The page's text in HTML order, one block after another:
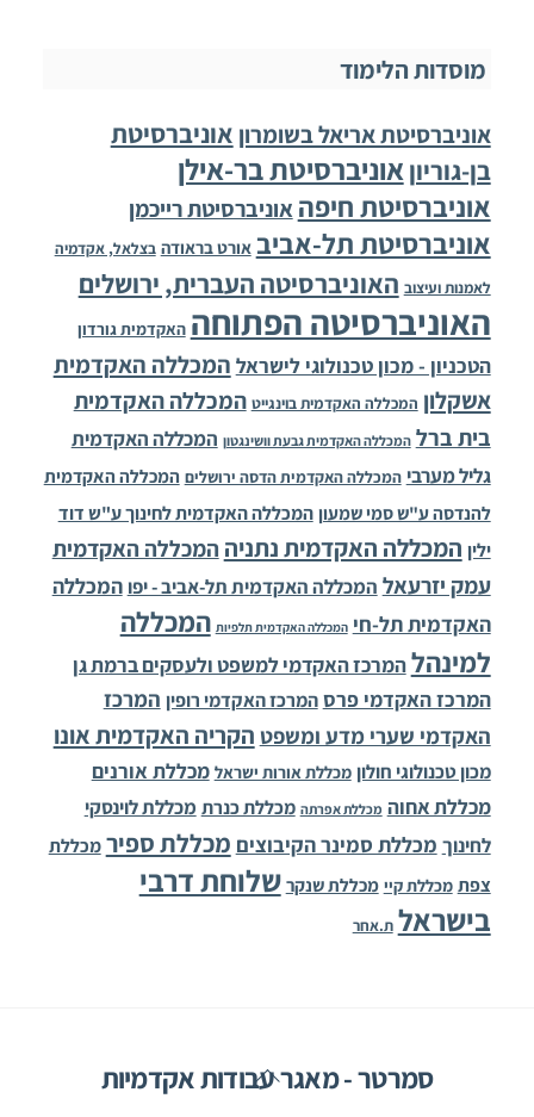
מוסדות הלימוד
אוניברסיטת אריאל בשומרון אוניברסיטת
בן-גוריוןאוניברסיטת בר-אילן
אוניברסיטת חיפה אוניברסיטת רייכמן
אוניברסיטת תל-אביב אורט בראודה בצלאל, אקדמיה
לאמנות ועיצוב האוניברסיטה העברית, ירושלים
האוניברסיטה הפתוחה האקדמית גורדון
הטכניון - מכון טכנולוגי לישראל המכללה האקדמית
אשקלון המכללה האקדמית בוינגייט המכללה האקדמית
בית ברל המכללה האקדמית גבעת וושינגטון המכללה האקדמית
גליל מערבי המכללה האקדמית הדסה ירושלים המכללה האקדמית
להנדסה ע"ש סמי שמעון המכללה האקדמית לחינוך ע"ש דוד
ילין המכללה האקדמית נתניה המכללה האקדמית
עמק יזרעאל המכללה האקדמית תל-אביב - יפו המכללה
האקדמית תל-חי המכללה האקדמית תלפיות המכללה
למינהלהמרכז האקדמי למשפט ולעסקים ברמת גן
המרכז האקדמי פרס המרכז האקדמי רופין המרכז
האקדמי שערי מדע ומשפט הקריה האקדמית אונו
מכון טכנולוגי חולון מכללת אורות ישראל מכללת אורנים
מכללת אחוה מכללת אפרתה מכללת כנרת מכללת לוינסקי
לחינוך מכללת סמינר הקיבוצים מכללת ספיר מכללת
צפת מכללת קיי מכללת שנקר שלוחת דרבי
בישראל ת.אחר
Back
סמרטר - מאגר עבודות אקדמיות